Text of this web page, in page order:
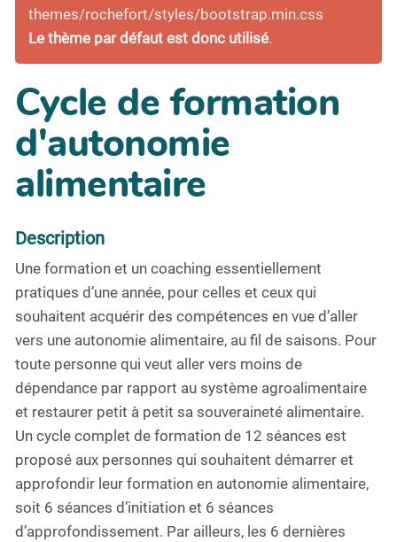
themes/rochefort/styles/bootstrap.min.css
Le thème par défaut est donc utilisé.
Cycle de formation
d'autonomie
alimentaire
Description
Une formation et un coaching essentiellement
pratiques d’une année, pour celles et ceux qui
souhaitent acquérir des compétences en vue d’aller
vers une autonomie alimentaire, au fil de saisons. Pour
toute personne qui veut aller vers moins de
dépendance par rapport au système agroalimentaire
et restaurer petit à petit sa souveraineté alimentaire.
Un cycle complet de formation de 12 séances est
proposé aux personnes qui souhaitent démarrer et
approfondir leur formation en autonomie alimentaire,
soit 6 séances d’initiation et 6 séances
d’approfondissement. Par ailleurs, les 6 dernières